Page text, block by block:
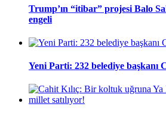
Trump’ın “itibar” projesi Balo
engeli
Yeni Parti: 232 belediye başkanı